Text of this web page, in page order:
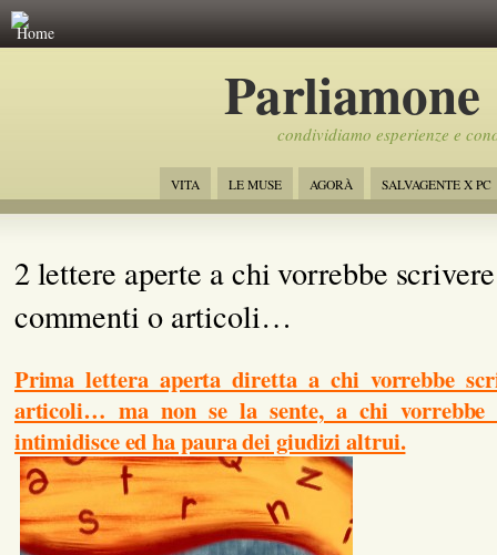
Home
Parliamone
condividiamo esperienze e
VITA LE MUSE AGORÀ SALVAGENTE X PC
2 lettere aperte a chi vorrebbe scrivere
commenti o articoli…
Prima lettera aperta diretta a chi vorrebbe
articoli… ma non se la sente, a chi vorrebbe
intimidisce ed ha paura dei giudizi altrui.